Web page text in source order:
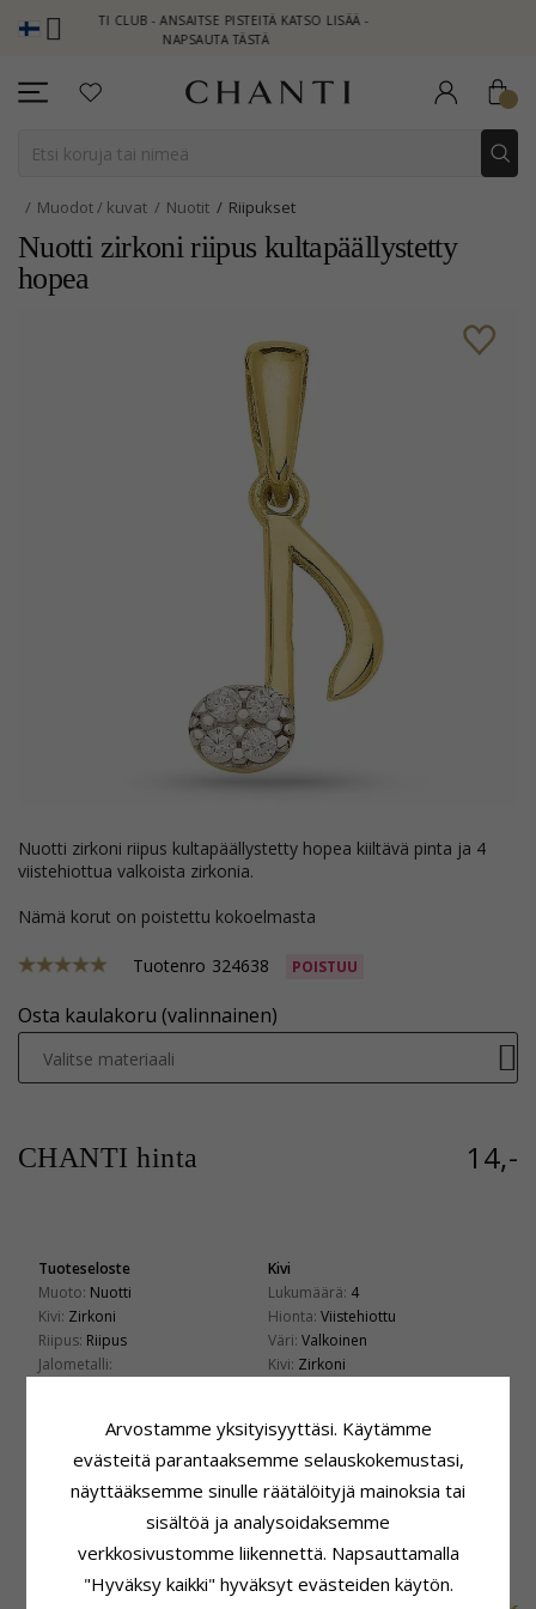
CLUB - ANSAITSE PISTEITÄ KATSO LISÄÄ -
NAPSAUTA TÄSTÄ
Muodot / kuvat Nuotit Riipukset
Nuotti zirkoni riipus kultapäällystetty
hopea
nuotti zirkoni riipus kultapäällystetty hopea kiiltävä pinta ja 4
viistehiottua valkoista zirkonia.
Nämä korut on poistettu kokoelmasta
Tuotenro 324638 POISTUU
Osta kaulakoru (valinnainen)
Valitse materiaali
CHANTI hinta 14,-
Tuoteseloste
Muoto: Nuotti
Kivi: Zirkoni
Riipus: Riipus
Jalometalli:
Kivi
Lukumäärä: 4
Hionta: Viistehiottu
Väri: Valkoinen
Kivi: Zirkoni
Korkeus:11,3 mm
6,2 mm
Toimitusaika
ASIAKKAAT OSTAVAT MYÖS
Arvostamme yksityisyyttäsi. Käytämme
evästeitä parantaaksemme selauskokemustasi,
näyttääksemme sinulle räätälöityjä mainoksia tai
sisältöä ja analysoidaksemme
verkkosivustomme liikennettä. Napsauttamalla
"Hyväksy kaikki" hyväksyt evästeiden käytön.